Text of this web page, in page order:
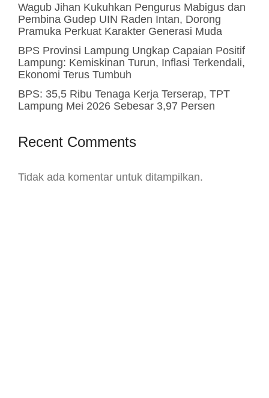
Wagub Jihan Kukuhkan Pengurus Mabigus dan
Pembina Gudep UIN Raden Intan, Dorong
Pramuka Perkuat Karakter Generasi Muda
BPS Provinsi Lampung Ungkap Capaian Positif
Lampung: Kemiskinan Turun, Inflasi Terkendali,
Ekonomi Terus Tumbuh
BPS: 35,5 Ribu Tenaga Kerja Terserap, TPT
Lampung Mei 2026 Sebesar 3,97 Persen
Recent Comments
Tidak ada komentar untuk ditampilkan.